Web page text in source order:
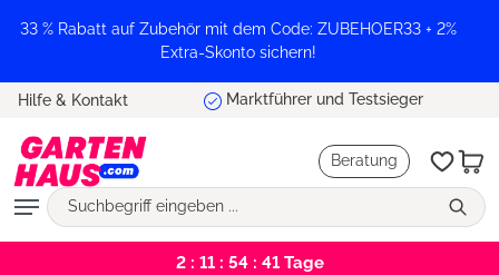
springen
33 % Rabatt auf Zubehör mit dem Code: ZUBEHOER33 + 2%
Extra-Skonto sichern!
Hilfe & Kontakt Marktführer und Testsieger
Beratung
2 : 11 : 54 : 40 Tage